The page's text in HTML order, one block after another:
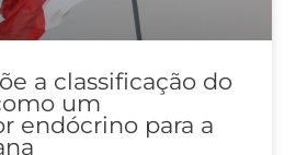
a classificação do
um
endócrino para a